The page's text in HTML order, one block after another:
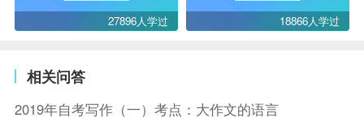
27896人学过 18866人学过
相关问答
2019年自考写作（一）考点：大作文的语言